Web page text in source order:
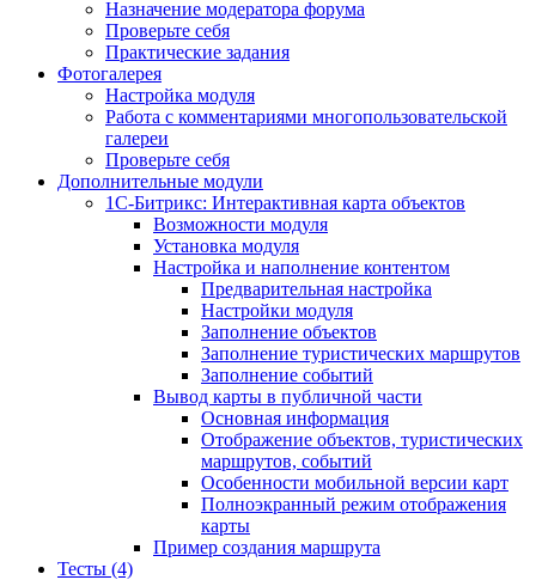
Назначение модератора форума
Проверьте себя
Практические задания
Фотогалерея
Настройка модуля
Работа с комментариями многопользовательской
галереи
Проверьте себя
Дополнительные модули
1С-Битрикс: Интерактивная карта объектов
Возможности модуля
Установка модуля
Настройка и наполнение контентом
Предварительная настройка
Настройки модуля
Заполнение объектов
Заполнение туристических маршрутов
Заполнение событий
Вывод карты в публичной части
Основная информация
Отображение объектов, туристических
маршрутов, событий
Особенности мобильной версии карт
Полноэкранный режим отображения
карты
Пример создания маршрута
Тесты (4)